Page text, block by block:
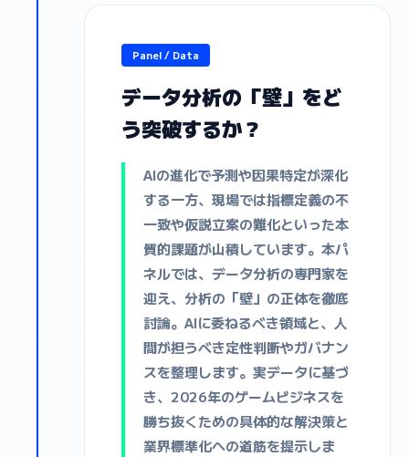
Panel / Data
データ分析の「壁」をど
う突破するか？
AIの進化で予測や因果特定が深化
する一方、現場では指標定義の不
一致や仮説立案の難化といった本
質的課題が山積しています。本パ
ネルでは、データ分析の専門家を
迎え、分析の「壁」の正体を徹底
討論。AIに委ねるべき領域と、人
間が担うべき定性判断やガバナン
スを整理します。実データに基づ
き、2026年のゲームビジネスを
勝ち抜くための具体的な解決策と
業界標準化への道筋を提示しま